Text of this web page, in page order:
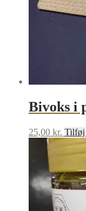
Bivoks i
25,00 kr.